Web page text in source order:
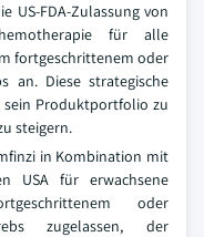
US-FDA-Zulassung von
für alle
fortgeschrittenem oder
an. Diese strategische
Produktportfolio zu
steigern.
in Kombination mit
USA für erwachsene
oder
zugelassen, der